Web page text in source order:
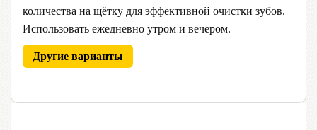
количества на щётку для эффективной очистки зубов.
Использовать ежедневно утром и вечером.
Другие варианты